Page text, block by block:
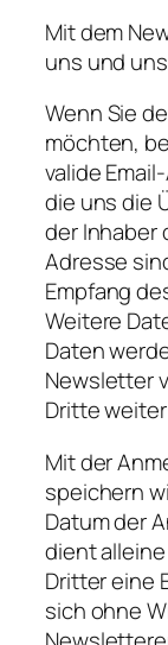
Mit dem
uns und
Wenn Sie
möchten,
valide
die uns die
der Inhaber
Adresse
Empfang
Weitere
Daten
Newsletter
Dritte
Mit der
speichern
Datum der
dient
Dritter eine
sich ohne